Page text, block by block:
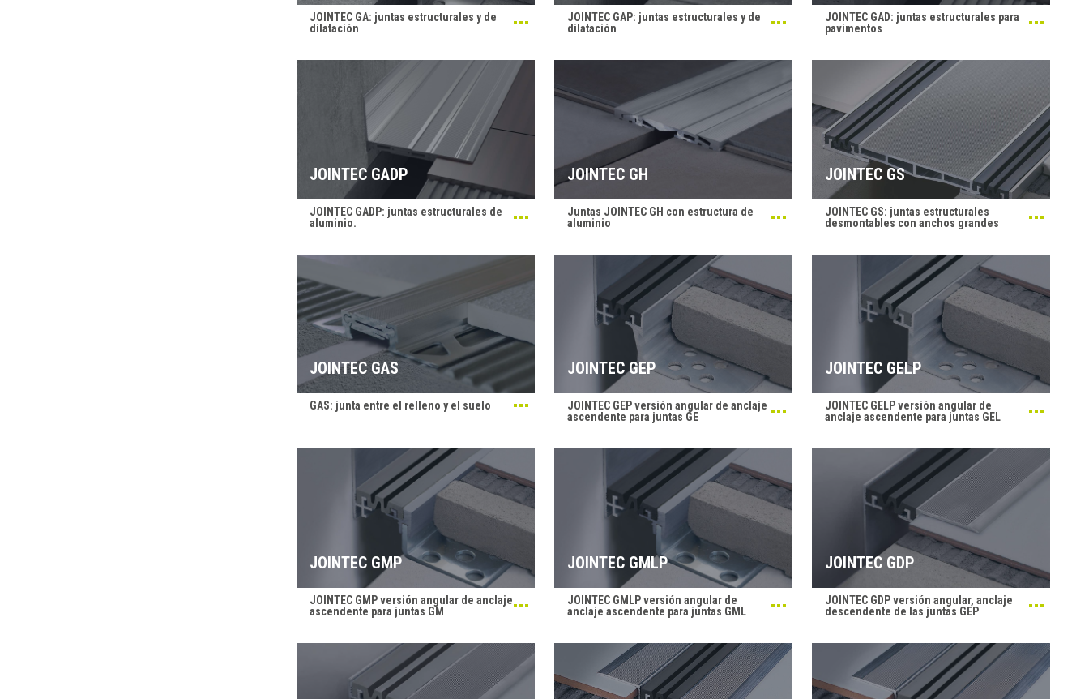
JOINTEC GA: juntas estructurales y de
dilatación
JOINTEC GAP: juntas estructurales y de
dilatación
JOINTEC GAD: juntas estructurales para
pavimentos
JOINTEC GADP
JOINTEC GADP: juntas estructurales de
aluminio.
JOINTEC GH
Juntas JOINTEC GH con estructura de
aluminio
JOINTEC GS
JOINTEC GS: juntas estructurales
desmontables con anchos grandes
JOINTEC GAS
GAS: junta entre el relleno y el suelo
JOINTEC GEP
JOINTEC GEP versión angular de anclaje
ascendente para juntas GE
JOINTEC GELP
JOINTEC GELP versión angular de
anclaje ascendente para juntas GEL
JOINTEC GMP
JOINTEC GMP versión angular de anclaje
ascendente para juntas GM
JOINTEC GMLP
JOINTEC GMLP versión angular de
anclaje ascendente para juntas GML
JOINTEC GDP
JOINTEC GDP versión angular, anclaje
descendente de las juntas GEP